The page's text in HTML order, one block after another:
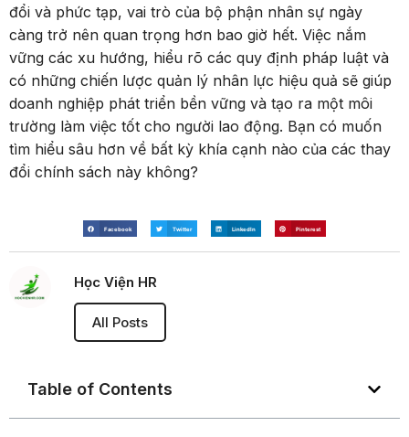
đổi và phức tạp, vai trò của bộ phận nhân sự ngày
càng trở nên quan trọng hơn bao giờ hết. Việc nắm
vững các xu hướng, hiểu rõ các quy định pháp luật và
có những chiến lược quản lý nhân lực hiệu quả sẽ giúp
doanh nghiệp phát triển bền vững và tạo ra một môi
trường làm việc tốt cho người lao động. Bạn có muốn
tìm hiểu sâu hơn về bất kỳ khía cạnh nào của các thay
đổi chính sách này không?
Facebook Twitter LinkedIn Pinterest
Học Viện HR
All Posts
Table of Contents